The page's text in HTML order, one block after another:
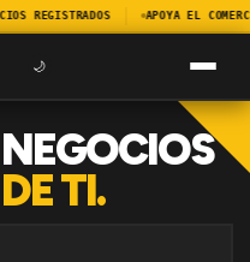
REGISTRADOS APOYA EL
🌙
TI.